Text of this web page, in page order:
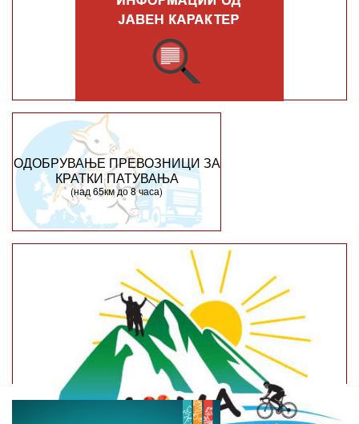
ОДОБРУВАЊЕ ПРЕВОЗНИЦИ ЗА
КРАТКИ ПАТУВАЊА
(над 65км до 8 часа)